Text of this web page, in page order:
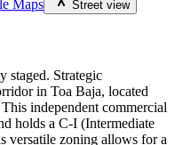
Maps Street view
staged. Strategic
in Toa Baja, located
independent commercial
holds a C-I (Intermediate
versatile zoning allows for a